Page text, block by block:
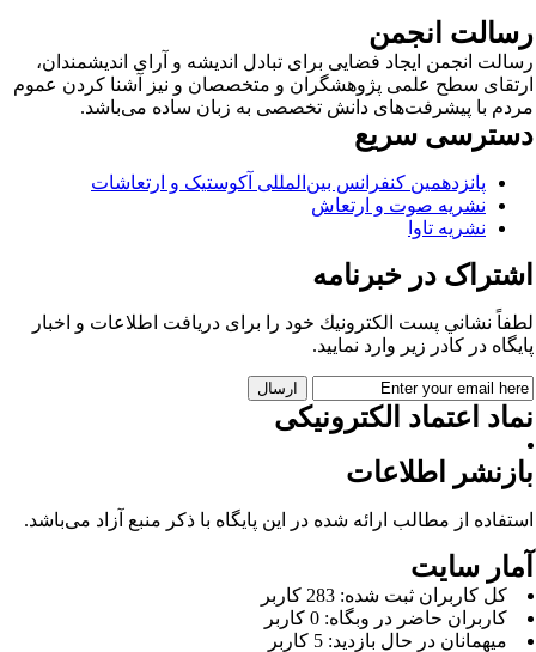
انجمن
انجمن ایجاد فضایی برای تبادل اندیشه و آرای اندیشمندان،
سطح علمی پژوهشگران و متخصصان و نیز آشنا کردن عموم
با پیشرفت‌های دانش تخصصی به زبان ساده می‌باشد.
سریع
پانزدهمین کنفرانس بین‌المللی آکوستیک و ارتعاشات
نشریه صوت و ارتعاش
نشریه تاوا
در خبرنامه
نشاني پست الكترونيك خود را برای دريافت اطلاعات و اخبار
در كادر زير وارد نمایید.
اعتماد الکترونیکی
اطلاعات
از مطالب ارائه شده در این پایگاه با ذکر منبع آزاد می‌باشد.
سایت
كل کاربران ثبت شده: 283 کاربر
کاربران حاضر در وبگاه: 0 کاربر
ميهمانان در حال بازديد: 5 کاربر